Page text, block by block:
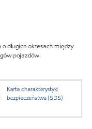
długich okresach między
pojazdów.
Karta charakterystyki
bezpieczeństwa (SDS)